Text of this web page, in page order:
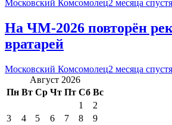
Московский Комсомолец2 месяца спустя
На ЧМ-2026 повторён
вратарей
Московский Комсомолец2 месяца спустя
Август 2026
Пн Вт Ср Чт Пт Сб Вс
1
2
3
4 5 6 7 8
9